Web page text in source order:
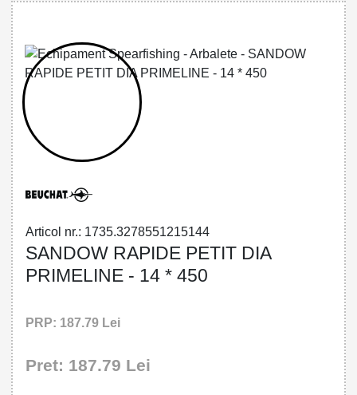
32785512151 - SANDOW RAPIDE PETIT
DIA PRIMELINE - 14 * 450
Articol nr.: 1735.3278551215144
SANDOW RAPIDE PETIT DIA
PRIMELINE - 14 * 450
PRP: 187.79 Lei
Pret: 187.79 Lei